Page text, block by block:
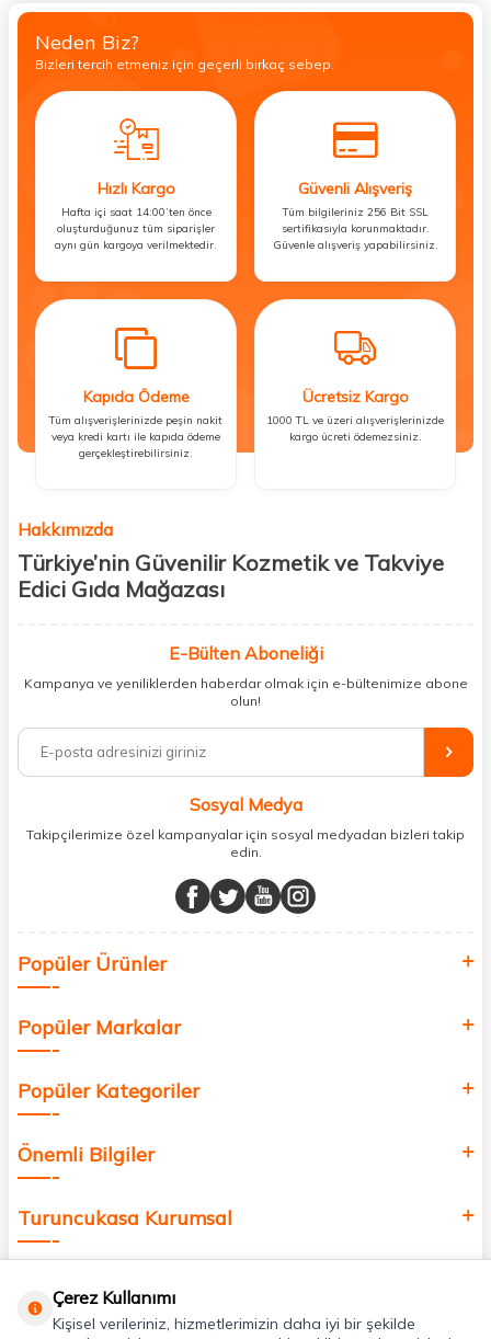
Neden Biz?
Bizleri tercih etmeniz için geçerli birkaç sebep.
Hızlı Kargo
Hafta içi saat 14:00’ten önce
oluşturduğunuz tüm siparişler
aynı gün kargoya verilmektedir.
Güvenli Alışveriş
Tüm bilgileriniz 256 Bit SSL
sertifikasıyla korunmaktadır.
Güvenle alışveriş yapabilirsiniz.
Kapıda Ödeme
Tüm alışverişlerinizde peşin nakit
veya kredi kartı ile kapıda ödeme
gerçekleştirebilirsiniz.
Ücretsiz Kargo
1000 TL ve üzeri alışverişlerinizde
kargo ücreti ödemezsiniz.
Hakkımızda
Türkiye’nin Güvenilir Kozmetik ve Takviye
Edici Gıda Mağazası
kişisel bakım hem de takviye edici gıda ürünlerini sizlerle
buluşturuyoruz. Artık mağaza mağaza dolaşmanıza gerek yok;
ihtiyacınız olan her şeyi tek bir çatı altında topluyor ve kapınıza kadar
%100 orijinal kozmetik ve sağlık ürünleriyle güzelliğinizi tamamlayabilir,
vücudunuzu desteklemek için güvenilir takviye edici gıdalara
minerallere kadar binlerce ürünü uygun fiyat ve hızlı kargo avantajıyla
sunuyoruz.
buluşturuyor ve online alışveriş deneyiminizi en iyi hale getiriyoruz.
Sağlık, güzellik ve iyi yaşam için aradığınız her şey burada!
değer katmak için bize katılın!
E-Bülten Aboneliği
Kampanya ve yeniliklerden haberdar olmak için e-bültenimize abone
olun!
Sosyal Medya
Takipçilerimize özel kampanyalar için sosyal medyadan bizleri takip
edin.
Popüler Ürünler
Popüler Markalar
Popüler Kategoriler
Önemli Bilgiler
Turuncukasa Kurumsal
Çerez Kullanımı
Kişisel verileriniz, hizmetlerimizin daha iyi bir şekilde